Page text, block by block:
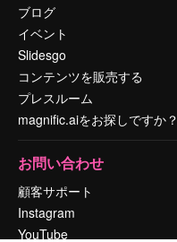
ブログ
イベント
Slidesgo
コンテンツを販売する
プレスルーム
magnific.aiをお探しですか？
お問い合わせ
顧客サポート
Instagram
YouTube